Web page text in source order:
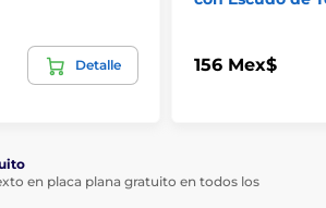
Detalle 156 Mex$
en placa plana gratuito en todos los